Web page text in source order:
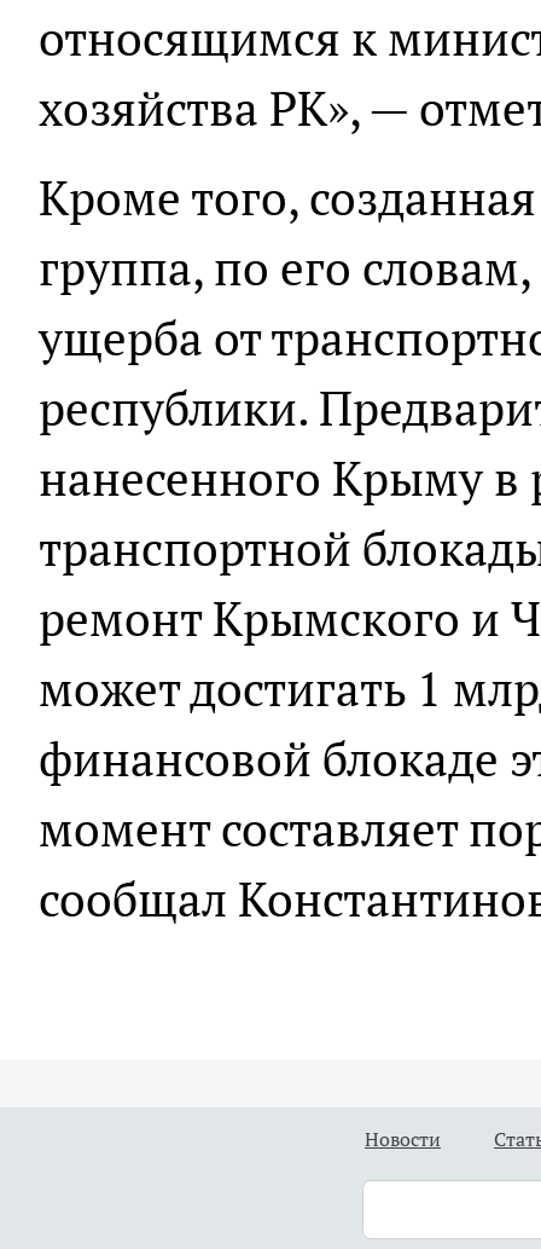
относящимся к
хозяйства РК», —
Кроме того,
группа, по его
ущерба от
республики.
нанесенного Крыму в
транспортной
ремонт Крымского и
может достигать 1
финансовой блокаде
момент составляет
сообщал
Новости